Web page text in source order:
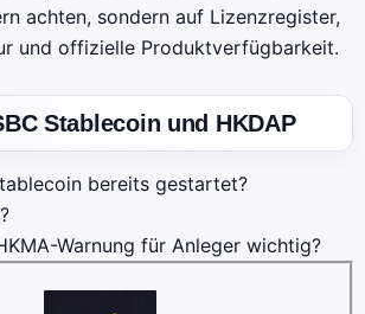
achten, sondern auf Lizenzregister,
und offizielle Produktverfügbarkeit.
Stablecoin und HKDAP
bereits gestartet?
Warnung für Anleger wichtig?